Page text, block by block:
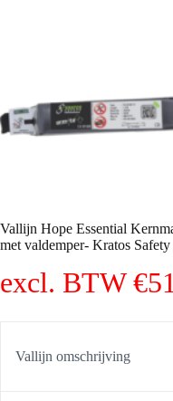
Vallijn Hope Essential
met valdemper- Kratos
excl. BTW€
Vallijn omschrijving